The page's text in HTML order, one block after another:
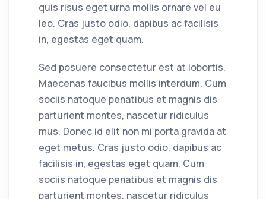
quis risus eget urna mollis ornare vel eu
leo. Cras justo odio, dapibus ac facilisis
in, egestas eget quam.
Sed posuere consectetur est at lobortis.
Maecenas faucibus mollis interdum. Cum
sociis natoque penatibus et magnis dis
parturient montes, nascetur ridiculus
mus. Donec id elit non mi porta gravida at
eget metus. Cras justo odio, dapibus ac
facilisis in, egestas eget quam. Cum
sociis natoque penatibus et magnis dis
parturient montes, nascetur ridiculus